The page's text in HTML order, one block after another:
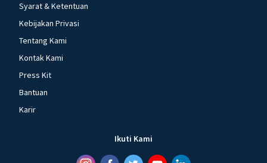
Syarat & Ketentuan
Kebijakan Privasi
Tentang Kami
Kontak Kami
Press Kit
Bantuan
Karir
Ikuti Kami